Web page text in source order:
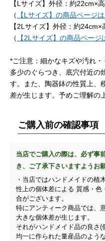
【Lサイズ】外径：約22cm×
（
【Lサイズ】の商品ページ
【2Lサイズ】外径：約
（
【2Lサイズ】の商品ページ
*ご注意：細かなキズや汚れ・
多少のぐらつき、底穴付近の
す。また、陶器鉢の性質上、
差が生じます。予めご理解の
ご購入前の確認事項
当店でご購入の際は、必ず事
き、ご了承下さいますようお
・当店ではハンドメイドの植
性上の個体差による 質感・
合がございます。
特にアンティーク商品では、
大きな個体差が生じます。
それがハンドメイド品の良さ(
均一に作られた量産品のよう